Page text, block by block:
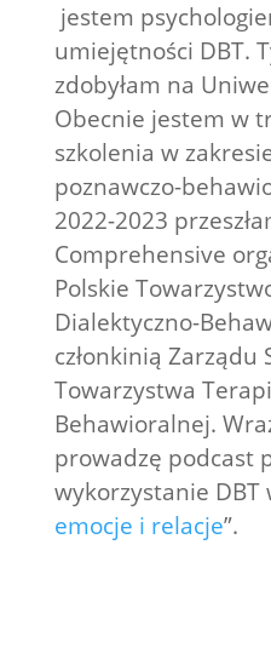
jestem
umiejętności DBT.
zdobyłam na
Obecnie jestem w
szkolenia w
poznawczo-
2022-2023
Comprehensive
Polskie
Dialektyczno-
członkinią Zarządu
Towarzystwa
Behawioralnej.
prowadzę podcast
wykorzystanie DBT
emocje i relacje”.